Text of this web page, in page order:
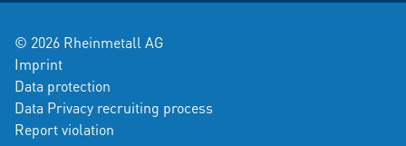
© 2026 Rheinmetall AG
Imprint
Data protection
Data Privacy recruiting process
Report violation